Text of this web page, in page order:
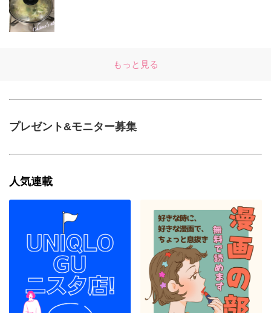
もっと見る
プレゼント&モニター募集
人気連載